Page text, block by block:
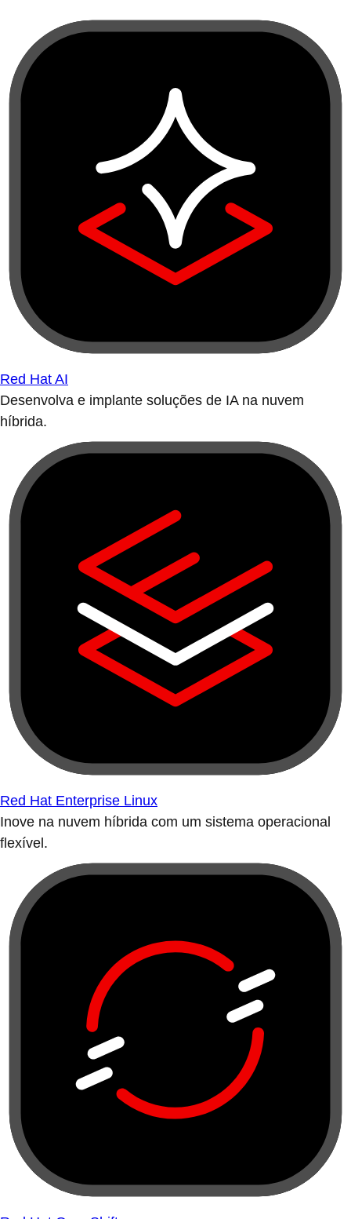
Red Hat AI
Desenvolva e implante soluções de IA na nuvem
híbrida.
Red Hat Enterprise Linux
Inove na nuvem híbrida com um sistema operacional
flexível.